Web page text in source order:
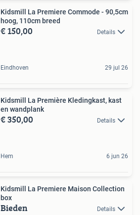
Kidsmill La Premiere Commode - 90,5cm
hoog, 110cm breed
€ 150,00 Details
Eindhoven 29 jul 26
Kidsmill La Première Kledingkast, kast
en wandplank
€ 350,00 Details
Hem 6 jun 26
Kidsmill La Premiere Maison Collection
box
Bieden Details